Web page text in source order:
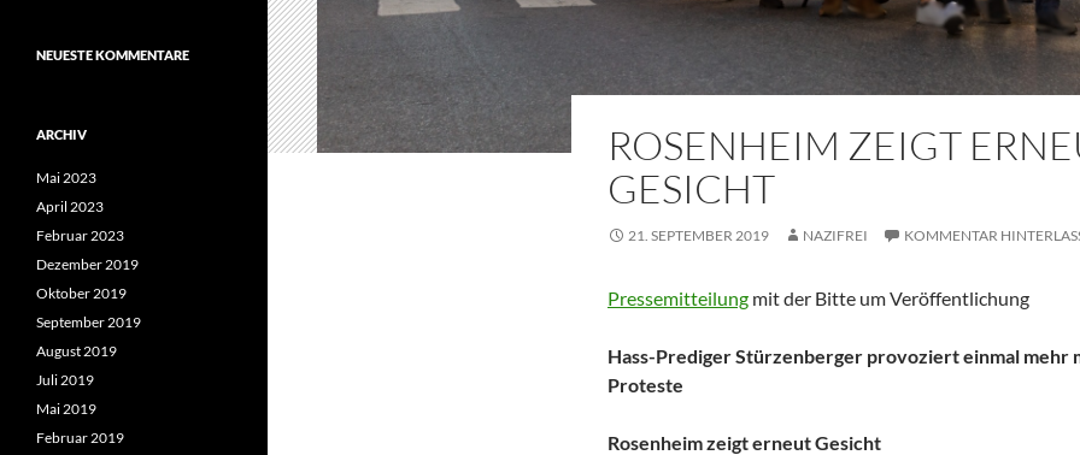
ROSENHEIM ZEIGT
GESICHT
21. SEPTEMBER 2019 NAZIFREI KOMMENTAR
Pressemitteilung mit der Bitte um Veröffentlichung
Hass-Prediger Stürzenberger provoziert einmal mehr
Proteste
Rosenheim zeigt erneut Gesicht
NEUESTE KOMMENTARE
ARCHIV
Mai 2023
April 2023
Februar 2023
Dezember 2019
Oktober 2019
September 2019
August 2019
Juli 2019
Mai 2019
Februar 2019